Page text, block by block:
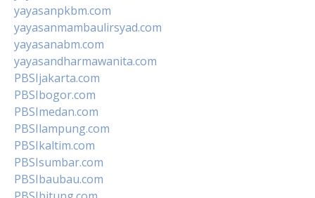
yayasanpkbm.com
yayasanmambaulirsyad.com
yayasanabm.com
yayasandharmawanita.com
PBSIjakarta.com
PBSIbogor.com
PBSImedan.com
PBSIlampung.com
PBSIkaltim.com
PBSIsumbar.com
PBSIbaubau.com